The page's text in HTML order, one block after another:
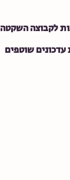
לקבוצה השקטה
שוטפים